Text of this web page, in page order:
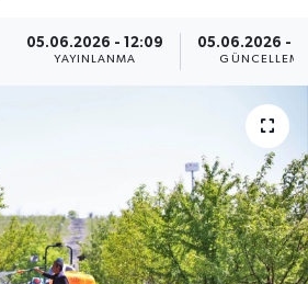
05.06.2026 - 12:09
YAYINLANMA
05.06.2026 -
GÜNCELLEME